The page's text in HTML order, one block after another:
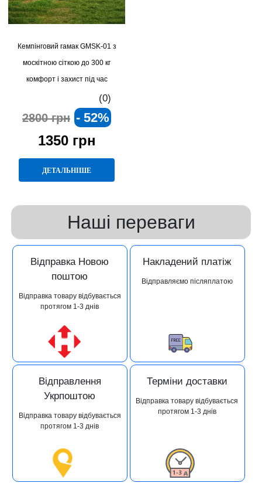
Кемпінговий гамак GMSK-01 з
москітною сіткою до 300 кг
комфорт і захист під час
відпочинку на природі(0)
2800 грн - 52%
1350 грн
ДЕТАЛЬНІШЕ
Наші переваги
Відправка Новою
поштою
Відправка товару відбувається
протягом 1-3 днів
Накладений платіж
Відправляємо післяплатою
Відправлення
Укрпоштою
Відправка товару відбувається
протягом 1-3 днів
Терміни доставки
Відправка товару відбувається
протягом 1-3 днів